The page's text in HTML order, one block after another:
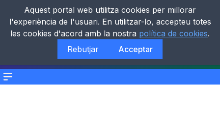
Menu
Aquest portal web utilitza cookies per millorar
l'experiència de l'usuari. En utilitzar-lo, accepteu totes
les cookies d'acord amb la nostra política de cookies.
Rebutjar
Acceptar